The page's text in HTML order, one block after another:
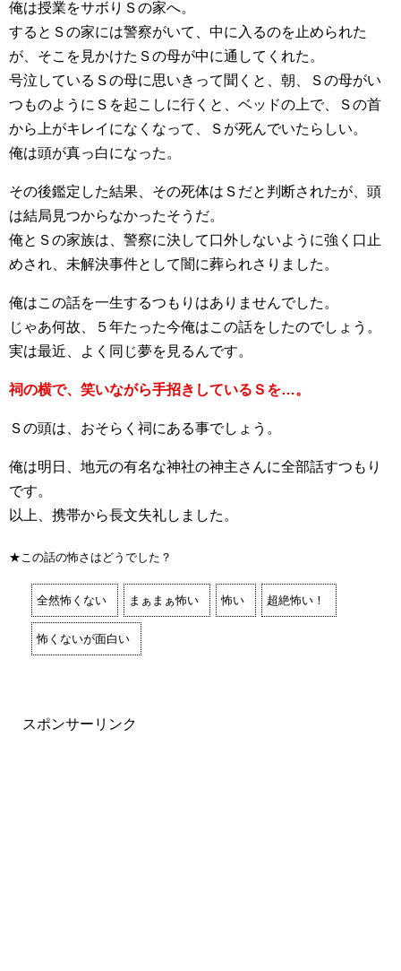
俺は授業をサボりＳの家へ。
するとＳの家には警察がいて、中に入るのを止められた
が、そこを見かけたＳの母が中に通してくれた。
号泣しているＳの母に思いきって聞くと、朝、Ｓの母がい
つものようにＳを起こしに行くと、ベッドの上で、Ｓの首
から上がキレイになくなって、Ｓが死んでいたらしい。
俺は頭が真っ白になった。
その後鑑定した結果、その死体はＳだと判断されたが、頭
は結局見つからなかったそうだ。
俺とＳの家族は、警察に決して口外しないように強く口止
めされ、未解決事件として闇に葬られさりました。
俺はこの話を一生するつもりはありませんでした。
じゃあ何故、５年たった今俺はこの話をしたのでしょう。
実は最近、よく同じ夢を見るんです。
祠の横で、笑いながら手招きしているＳを…。
Ｓの頭は、おそらく祠にある事でしょう。
俺は明日、地元の有名な神社の神主さんに全部話すつもり
です。
以上、携帯から長文失礼しました。
★この話の怖さはどうでした？
全然怖くない まぁまぁ怖い 怖い 超絶怖い！
怖くないが面白い
スポンサーリンク